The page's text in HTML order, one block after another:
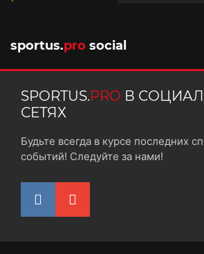
sportus.pro social
SPORTUS.PRO В
СЕТЯХ
Будьте всегда в курсе последних
событий! Следуйте за нами!